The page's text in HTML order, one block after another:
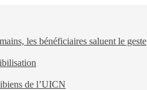
les bénéficiaires saluent le geste
de l’UICN